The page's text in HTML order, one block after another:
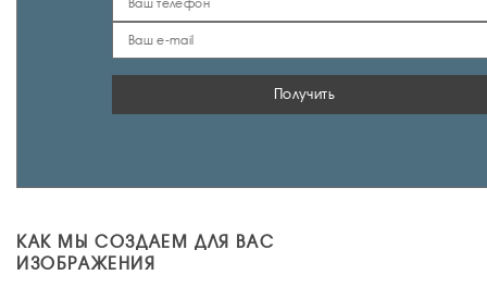
Получить
КАК МЫ СОЗДАЕМ ДЛЯ ВАС
ИЗОБРАЖЕНИЯ